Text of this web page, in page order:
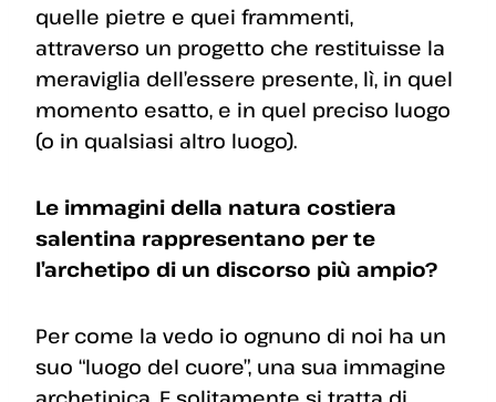
quelle pietre e quei frammenti,
attraverso un progetto che restituisse la
meraviglia dell’essere presente, lì, in quel
momento esatto, e in quel preciso luogo
(o in qualsiasi altro luogo).
Le immagini della natura costiera
salentina rappresentano per te
l’archetipo di un discorso più ampio?
Per come la vedo io ognuno di noi ha un
suo “luogo del cuore”, una sua immagine